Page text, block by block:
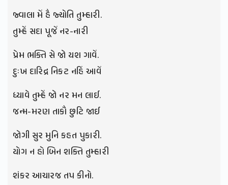
જ્વાલા મેં હૈ જ્યોતિ તુમ્હારી.
તુમ્હેં સદા પૂજેં નર-નારી
પ્રેમ ભક્તિ સે જો યશ ગાવેં.
દુઃખ દારિદ્ર નિકટ નહિં આવેં
ધ્યાવે તુમ્હેં જો નર મન લાઈ.
જન્મ-મરણ તાકૌ છુટિ જાઈ
જોગી સુર મુનિ કહત પુકારી.
યોગ ન હો બિન શક્તિ તુમ્હારી
શંકર આચારજ તપ કીનો.